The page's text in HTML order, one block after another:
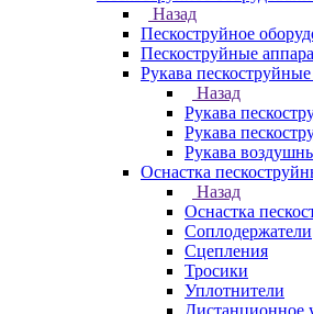
Назад
Пескоструйное
Пескоструйные
Рукава пескоструйные
Назад
Рукава
Рукава
Рукава
Оснастка
Назад
Оснастка
Соплодержатели
Сцепления
Тросики
Уплотнители
Дистанционное